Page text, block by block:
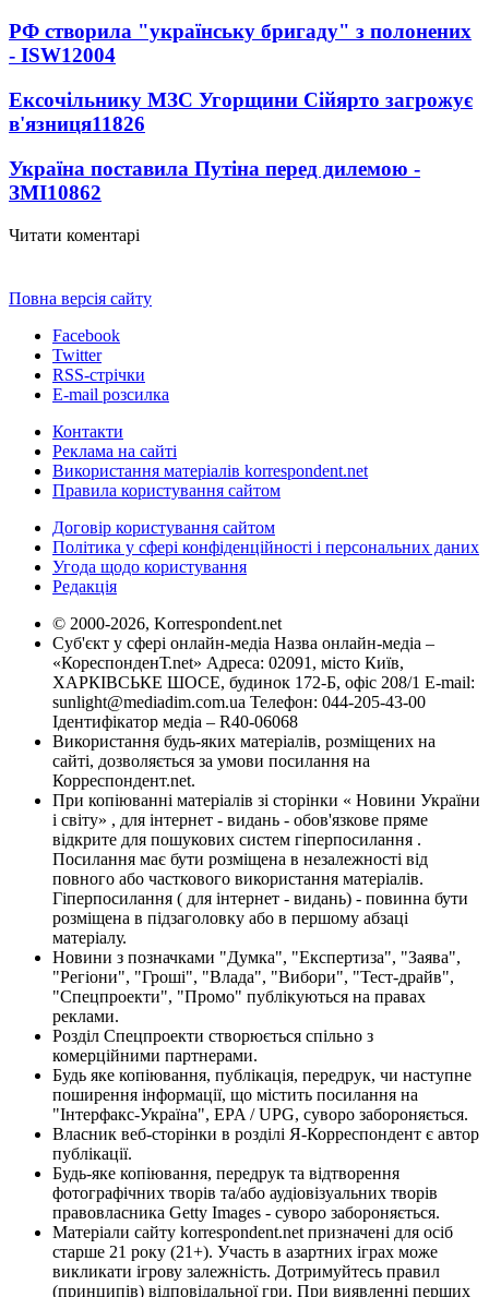
РФ створила "українську бригаду" з полонених
- ISW12004
Ексочільнику МЗС Угорщини Сійярто загрожує
в'язниця11826
Україна поставила Путіна перед дилемою -
ЗМІ10862
Читати коментарі
Повна версія сайту
Facebook
Twitter
RSS-стрічки
E-mail розсилка
Контакти
Реклама на сайті
Використання матеріалів korrespondent.net
Правила користування сайтом
Договір користування сайтом
Політика у сфері конфіденційності і персональних даних
Угода щодо користування
Редакція
© 2000-2026, Korrespondent.net
Суб'єкт у сфері онлайн-медіа Назва онлайн-медіа –
«КореспонденТ.net» Адреса: 02091, місто Київ,
ХАРКІВСЬКЕ ШОСЕ, будинок 172-Б, офіс 208/1 E-mail:
sunlight@mediadim.com.ua Телефон: 044-205-43-00
Ідентифікатор медіа – R40-06068
Використання будь-яких матеріалів, розміщених на
сайті, дозволяється за умови посилання на
Корреспондент.net.
При копіюванні матеріалів зі сторінки « Новини України
і світу» , для інтернет - видань - обов'язкове пряме
відкрите для пошукових систем гіперпосилання .
Посилання має бути розміщена в незалежності від
повного або часткового використання матеріалів.
Гіперпосилання ( для інтернет - видань) - повинна бути
розміщена в підзаголовку або в першому абзаці
матеріалу.
Новини з позначками "Думка", "Експертиза", "Заява",
"Регіони", "Гроші", "Влада", "Вибори", "Тест-драйв",
"Спецпроекти", "Промо" публікуються на правах
реклами.
Розділ Спецпроекти створюється спільно з
комерційними партнерами.
Будь яке копіювання, публікація, передрук, чи наступне
поширення інформації, що містить посилання на
"Інтерфакс-Україна", EPA / UPG, суворо забороняється.
Власник веб-сторінки в розділі Я-Корреспондент є автор
публікації.
Будь-яке копіювання, передрук та відтворення
фотографічних творів та/або аудіовізуальних творів
правовласника Getty Images - суворо забороняється.
Матеріали сайту korrespondent.net призначені для осіб
старше 21 року (21+). Участь в азартних іграх може
викликати ігрову залежність. Дотримуйтесь правил
(принципів) відповідальної гри. При виявленні перших